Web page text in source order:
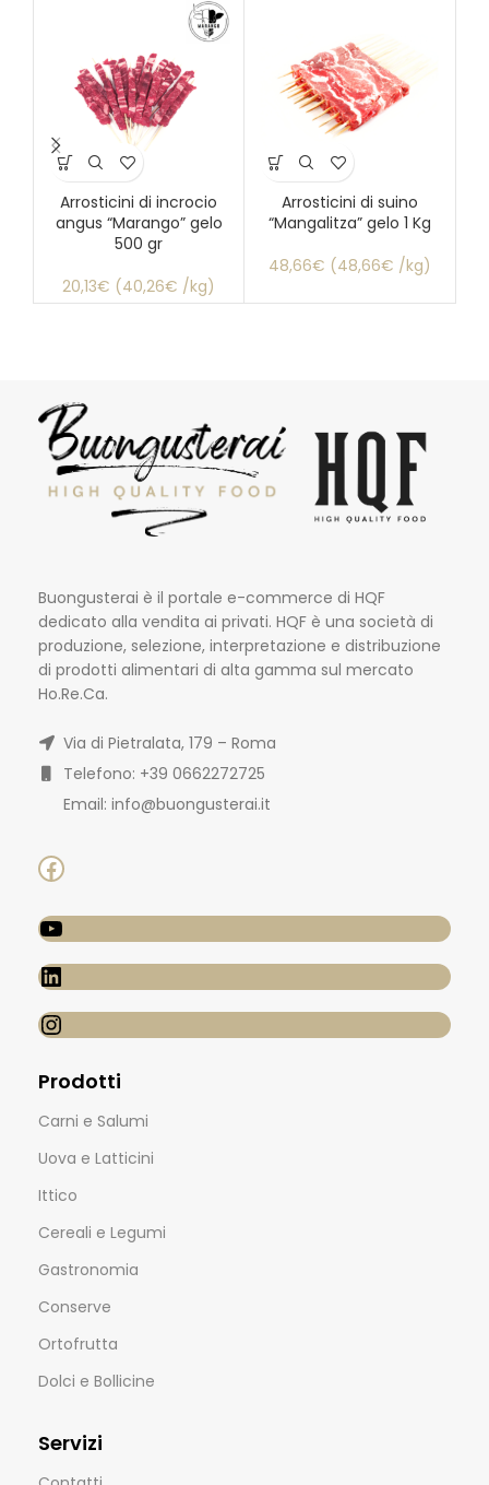
Arrosticini di incrocio
angus “Marango” gelo
500 gr
20,13€ (40,26€ /kg)
Arrosticini di suino
“Mangalitza” gelo 1 Kg
48,66€ (48,66€ /kg)
Buongusterai è il portale e-commerce di HQF
dedicato alla vendita ai privati. HQF è una società di
produzione, selezione, interpretazione e distribuzione
di prodotti alimentari di alta gamma sul mercato
Ho.Re.Ca.
Via di Pietralata, 179 – Roma
Telefono: +39 0662272725
Email: info@buongusterai.it
Prodotti
Carni e Salumi
Uova e Latticini
Ittico
Cereali e Legumi
Gastronomia
Conserve
Ortofrutta
Dolci e Bollicine
Servizi